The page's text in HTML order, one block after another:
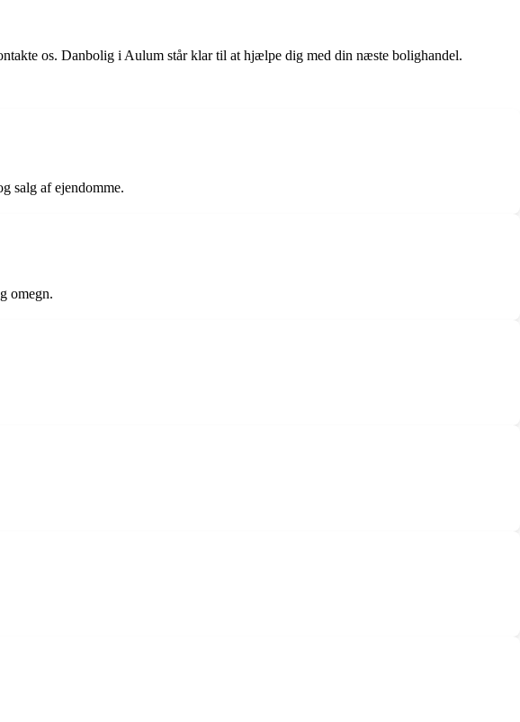
os. Danbolig i Aulum står klar til at hjælpe dig med din næste bolighandel.
salg af ejendomme.
omegn.